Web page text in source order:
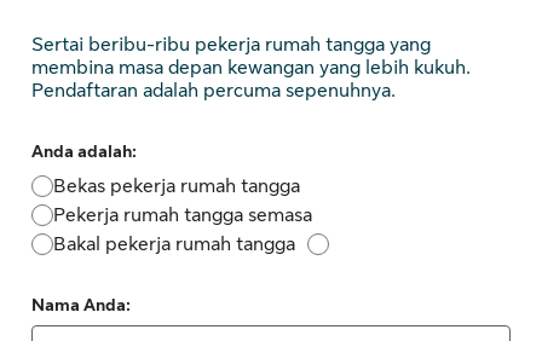
Sertai beribu-ribu pekerja rumah tangga yang
membina masa depan kewangan yang lebih kukuh.
Pendaftaran adalah percuma sepenuhnya.
Anda adalah:
Bekas pekerja rumah tangga
Pekerja rumah tangga semasa
Bakal pekerja rumah tangga
Nama Anda: